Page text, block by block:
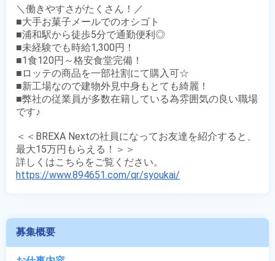
＼働きやすさがたくさん！／
■大手お菓子メールでのオシゴト
■浦和駅から徒歩5分で通勤便利◎
■未経験でも時給1,300円！
■1食120円～格安食堂完備！
■ロッテの商品を一部社割にて購入可☆
■新工場なので建物外見中身もとても綺麗！
■弊社の従業員が多数在籍している為雰囲気の良い職場
です♪
＜＜BREXA Nextの社員になってお友達を紹介すると、
最大15万円もらえる！＞＞
https://www.894651.com/qr/syoukai/
募集概要